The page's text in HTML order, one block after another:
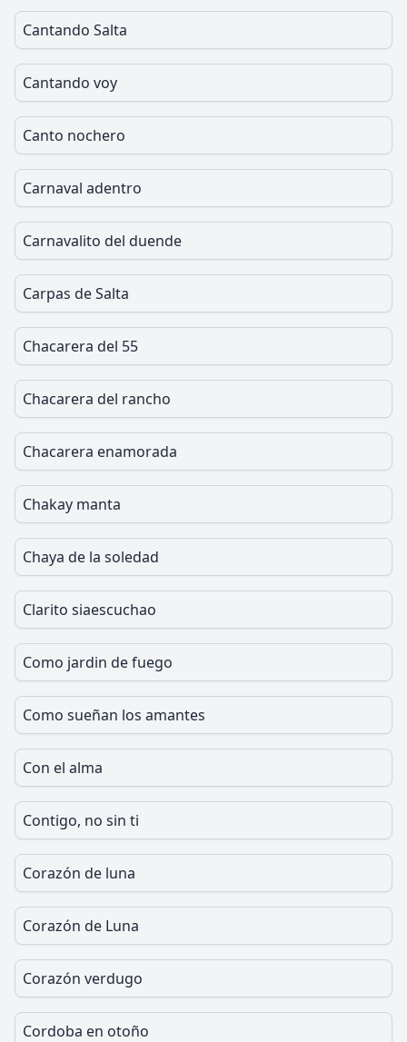
Cantando Salta
Cantando voy
Canto nochero
Carnaval adentro
Carnavalito del duende
Carpas de Salta
Chacarera del 55
Chacarera del rancho
Chacarera enamorada
Chakay manta
Chaya de la soledad
Clarito siaescuchao
Como jardin de fuego
Como sueñan los amantes
Con el alma
Contigo, no sin ti
Corazón de luna
Corazón de Luna
Corazón verdugo
Cordoba en otoño